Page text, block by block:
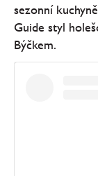
sezonní
Guide styl
Býčkem.